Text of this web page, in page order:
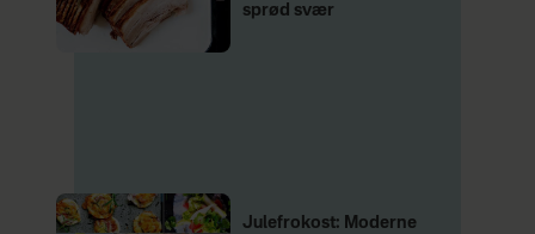
sprød svær
Julefrokost: Moderne